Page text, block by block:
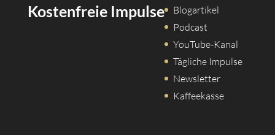
Kostenfreie Impulse
Blogartikel
Podcast
YouTube-Kanal
Tägliche Impulse
Newsletter
Kaffeekasse